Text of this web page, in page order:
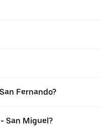
Fernando?
San Miguel?